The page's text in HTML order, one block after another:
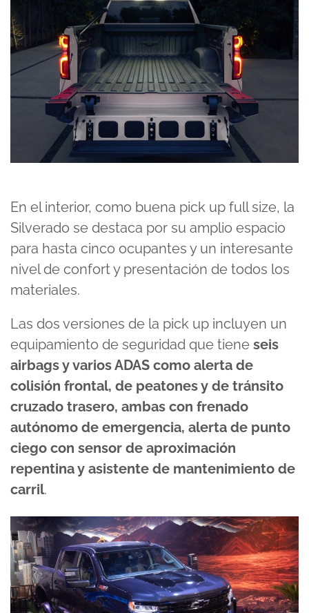
En el interior, como buena pick up full size, la
Silverado se destaca por su amplio espacio
para hasta cinco ocupantes y un interesante
nivel de confort y presentación de todos los
materiales.
Las dos versiones de la pick up incluyen un
equipamiento de seguridad que tiene seis
airbags y varios ADAS como alerta de
colisión frontal, de peatones y de tránsito
cruzado trasero, ambas con frenado
autónomo de emergencia, alerta de punto
ciego con sensor de aproximación
repentina y asistente de mantenimiento de
carril.